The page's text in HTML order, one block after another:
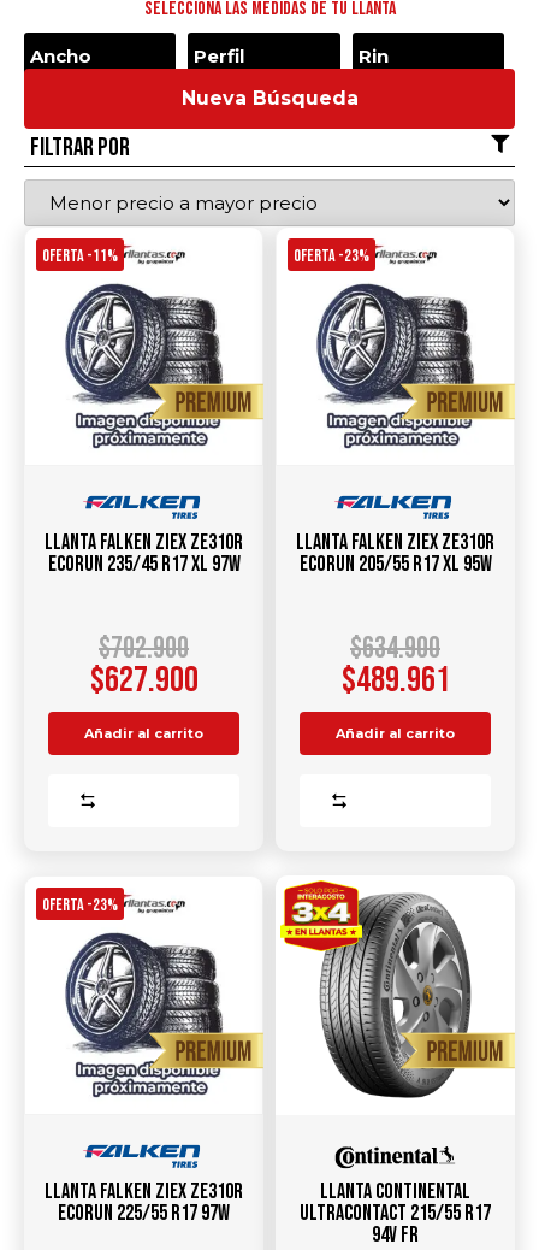
Selecciona las medidas de tu llanta
Nueva Búsqueda
Filtrar por
OFERTA -11%
Llanta FALKEN Ziex ZE310R
Ecorun 235/45 R17 XL 97W
$702.900
$627.900
Añadir al carrito
OFERTA -23%
Llanta FALKEN Ziex ZE310R
Ecorun 205/55 R17 XL 95W
$634.900
$489.961
Añadir al carrito
OFERTA -23%
Llanta FALKEN Ziex ZE310R
Ecorun 225/55 R17 97W
Llanta Continental
UltraContact 215/55 R17
94V FR